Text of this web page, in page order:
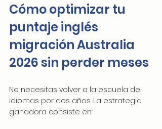
Cómo optimizar tu
puntaje inglés
migración Australia
2026 sin perder meses
No necesitas volver a la escuela de
idiomas por dos años. La estrategia
ganadora consiste en: